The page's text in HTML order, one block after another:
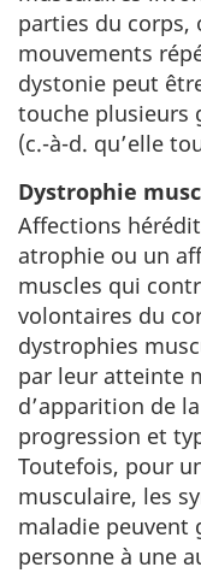
parties du corps,
mouvements
dystonie peut
touche plusieurs
(c.-à-d. qu’elle
Dystrophie
Affections
atrophie ou un
muscles qui
volontaires du
dystrophies
par leur atteinte
d’apparition de
progression et
Toutefois, pour
musculaire, les
maladie peuvent
personne à une